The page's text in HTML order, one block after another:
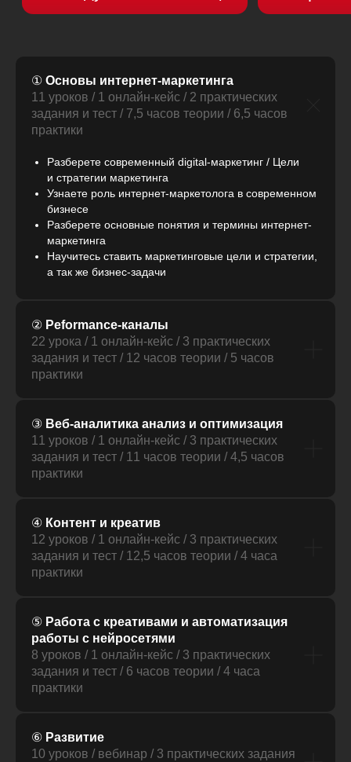
① Основы интернет-маркетинга
11 уроков / 1 онлайн-кейс / 2 практических
задания и тест / 7,5 часов теории / 6,5 часов
практики
Разберете современный digital-маркетинг / Цели
и стратегии маркетинга
Узнаете роль интернет-маркетолога в современном
бизнесе
Разберете основные понятия и термины интернет-
маркетинга
Научитесь ставить маркетинговые цели и стратегии,
а так же бизнес-задачи
② Peformance-каналы
22 урока / 1 онлайн-кейс / 3 практических
задания и тест / 12 часов теории / 5 часов
практики
③ Веб-аналитика анализ и оптимизация
11 уроков / 1 онлайн-кейс / 3 практических
задания и тест / 11 часов теории / 4,5 часов
практики
④ Контент и креатив
12 уроков / 1 онлайн-кейс / 3 практических
задания и тест / 12,5 часов теории / 4 часа
практики
⑤ Работа с креативами и автоматизация
работы с нейросетями
8 уроков / 1 онлайн-кейс / 3 практических
задания и тест / 6 часов теории / 4 часа
практики
⑥ Развитие
10 уроков / вебинар / 3 практических задания